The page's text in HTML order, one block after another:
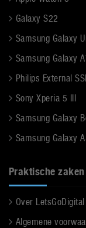
Galaxy S22
Samsung Galaxy
Samsung Galaxy
Philips External
Sony Xperia 5 III
Samsung Galaxy
Samsung Galaxy
Praktische zaken
Over LetsGoDigital
Algemene